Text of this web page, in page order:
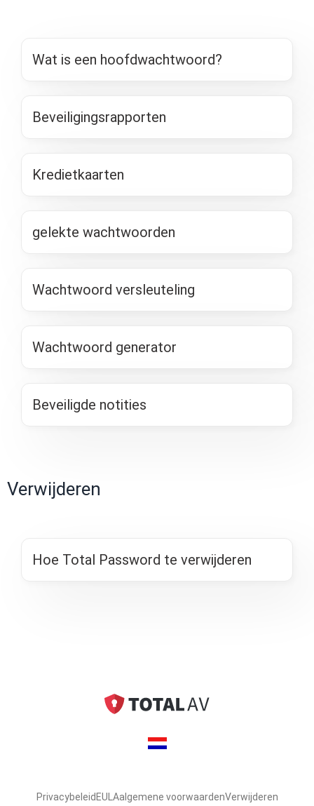
Wat is een hoofdwachtwoord?
Beveiligingsrapporten
Kredietkaarten
gelekte wachtwoorden
Wachtwoord versleuteling
Wachtwoord generator
Beveiligde notities
Verwijderen
Hoe Total Password te verwijderen
Privacybeleid EULAalgemene voorwaardenVerwijderen